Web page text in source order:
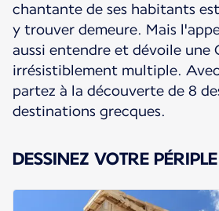
chantante de ses habitants
y trouver demeure. Mais
aussi entendre et dévoile une
irrésistiblement multiple.
partez à la découverte de 8
destinations grecques.
DESSINEZ VOTRE